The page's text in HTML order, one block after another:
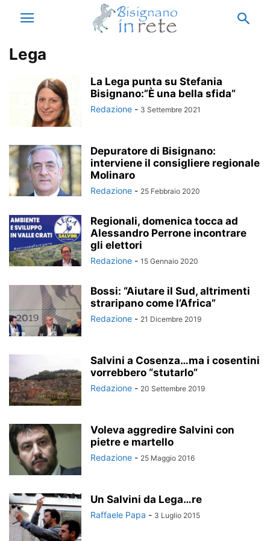
Lega
La Lega punta su Stefania
Bisignano:”È una bella sfida”
Redazione - 3 Settembre 2021
Depuratore di Bisignano:
interviene il consigliere regionale
Molinaro
Redazione - 25 Febbraio 2020
Regionali, domenica tocca ad
Alessandro Perrone incontrare
gli elettori
Redazione - 15 Gennaio 2020
Bossi: “Aiutare il Sud, altrimenti
straripano come l’Africa”
Redazione - 21 Dicembre 2019
Salvini a Cosenza…ma i cosentini
vorrebbero “stutarlo”
Redazione - 20 Settembre 2019
Voleva aggredire Salvini con
pietre e martello
Redazione - 25 Maggio 2016
Un Salvini da Lega…re
Raffaele Papa - 3 Luglio 2015